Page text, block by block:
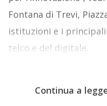
Fontana di Trevi,
istituzioni e i
telco e del digitale.
Continua a